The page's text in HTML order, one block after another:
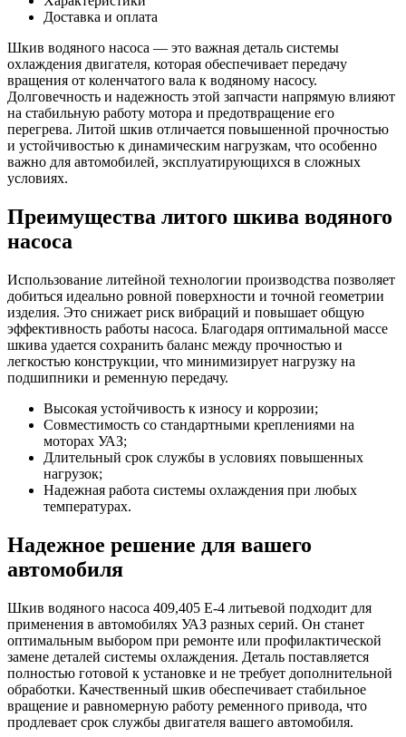
409,405
литьевой
(TR)
Доставка и оплата
Шкив водяного насоса — это важная деталь системы
охлаждения двигателя, которая обеспечивает передачу
вращения от коленчатого вала к водяному насосу.
Долговечность и надежность этой запчасти напрямую влияют
на стабильную работу мотора и предотвращение его
перегрева. Литой шкив отличается повышенной прочностью
и устойчивостью к динамическим нагрузкам, что особенно
важно для автомобилей, эксплуатирующихся в сложных
условиях.
Преимущества литого шкива водяного
насоса
Использование литейной технологии производства позволяет
добиться идеально ровной поверхности и точной геометрии
изделия. Это снижает риск вибраций и повышает общую
эффективность работы насоса. Благодаря оптимальной массе
шкива удается сохранить баланс между прочностью и
легкостью конструкции, что минимизирует нагрузку на
подшипники и ременную передачу.
Высокая устойчивость к износу и коррозии;
Совместимость со стандартными креплениями на
моторах УАЗ;
Длительный срок службы в условиях повышенных
нагрузок;
Надежная работа системы охлаждения при любых
температурах.
Надежное решение для вашего
автомобиля
Шкив водяного насоса 409,405 Е-4 литьевой подходит для
применения в автомобилях УАЗ разных серий. Он станет
оптимальным выбором при ремонте или профилактической
замене деталей системы охлаждения. Деталь поставляется
полностью готовой к установке и не требует дополнительной
обработки. Качественный шкив обеспечивает стабильное
вращение и равномерную работу ременного привода, что
продлевает срок службы двигателя вашего автомобиля.